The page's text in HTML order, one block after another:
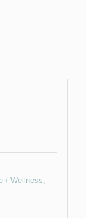
/ Wellness,